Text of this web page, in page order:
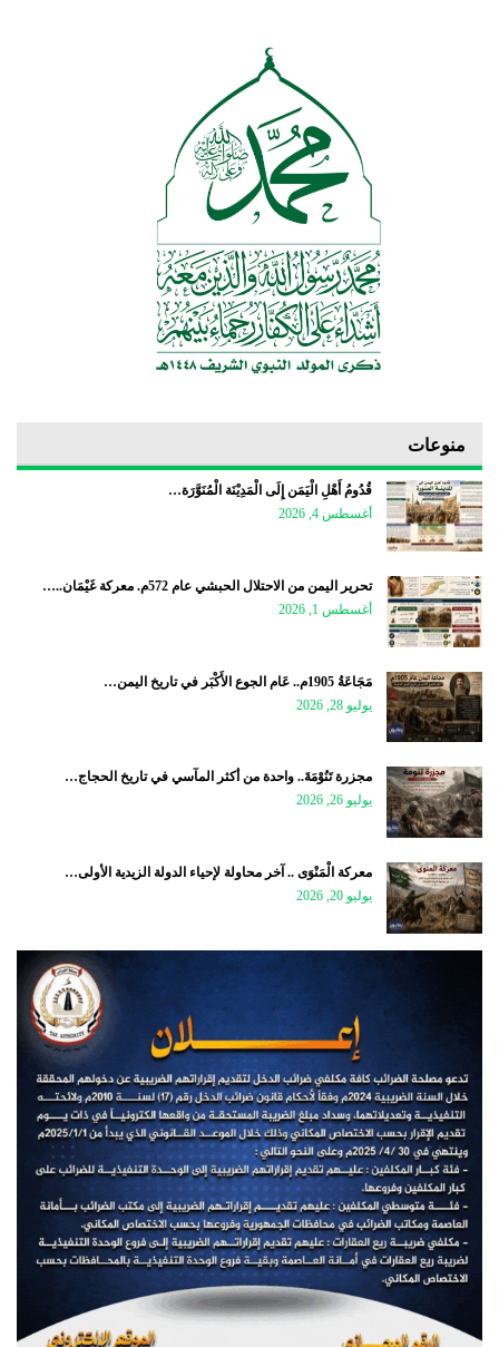
منوعات
قُدُومُ أَهْلِ الْيَمَن إِلَى الْمَدِيْنَة الْمُنَوَّرَة…
أغسطس 4, 2026
تحرير اليمن من الاحتلال الحبشي عام 572م. معركة غَيْمَان..…
أغسطس 1, 2026
مَجَاعَةُ 1905م.. عَام الجوع الأَكْبَر في تاريخ اليمن…
يوليو 28, 2026
مجزرة تَنُوْمَةَ.. واحدة من أكثر المآسي في تاريخ الحجاج…
يوليو 26, 2026
معركة الْمَنْوَى .. آخر محاولة لإحياء الدولة الزيدية الأولى…
يوليو 20, 2026